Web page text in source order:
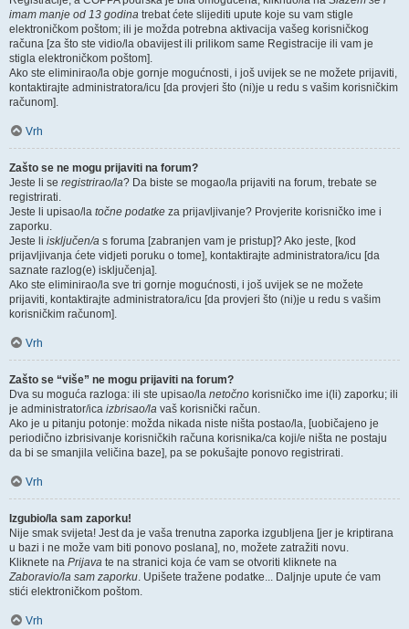
imam manje od 13 godina trebat ćete slijediti upute koje su vam stigle
elektroničkom poštom; ili je možda potrebna aktivacija vašeg korisničkog
računa [za što ste vidio/la obavijest ili prilikom same Registracije ili vam je
stigla elektroničkom poštom].
Ako ste eliminirao/la obje gornje mogućnosti, i još uvijek se ne možete prijaviti,
kontaktirajte administratora/icu [da provjeri što (ni)je u redu s vašim korisničkim
računom].
Vrh
Zašto se ne mogu prijaviti na forum?
Jeste li se registrirao/la? Da biste se mogao/la prijaviti na forum, trebate se
registrirati.
Jeste li upisao/la točne podatke za prijavljivanje? Provjerite korisničko ime i
zaporku.
Jeste li isključen/a s foruma [zabranjen vam je pristup]? Ako jeste, [kod
prijavljivanja ćete vidjeti poruku o tome], kontaktirajte administratora/icu [da
saznate razlog(e) isključenja].
Ako ste eliminirao/la sve tri gornje mogućnosti, i još uvijek se ne možete
prijaviti, kontaktirajte administratora/icu [da provjeri što (ni)je u redu s vašim
korisničkim računom].
Vrh
Zašto se “više” ne mogu prijaviti na forum?
Dva su moguća razloga: ili ste upisao/la netočno korisničko ime i(li) zaporku; ili
je administrator/ica izbrisao/la vaš korisnički račun.
Ako je u pitanju potonje: možda nikada niste ništa postao/la, [uobičajeno je
periodično izbrisivanje korisničkih računa korisnika/ca koji/e ništa ne postaju
da bi se smanjila veličina baze], pa se pokušajte ponovo registrirati.
Vrh
Izgubio/la sam zaporku!
Nije smak svijeta! Jest da je vaša trenutna zaporka izgubljena [jer je kriptirana
u bazi i ne može vam biti ponovo poslana], no, možete zatražiti novu.
Kliknete na Prijava te na stranici koja će vam se otvoriti kliknete na
Zaboravio/la sam zaporku. Upišete tražene podatke... Daljnje upute će vam
stići elektroničkom poštom.
Vrh